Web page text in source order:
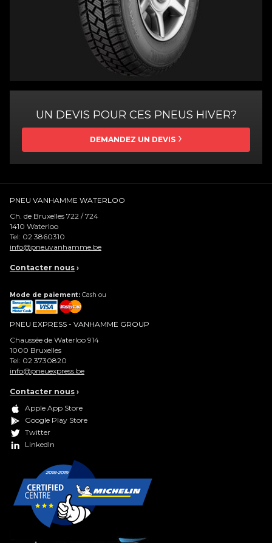
UN DEVIS POUR CES PNEUS HIVER?
DEMANDEZ UN DEVIS
PNEU VANHAMME WATERLOO
Ch. de Bruxelles 722 / 724
1410 Waterloo
Tel: 02 3860310
info@pneuvanhamme.be
Contacter nous ›
Mode de paiement: Cash ou
PNEU EXPRESS - VANHAMME GROUP
Chaussée de Waterloo 914
1000 Bruxelles
Tel: 02 3730820
info@pneuexpress.be
Contacter nous ›
Apple App Store
Google Play Store
Twitter
LinkedIn